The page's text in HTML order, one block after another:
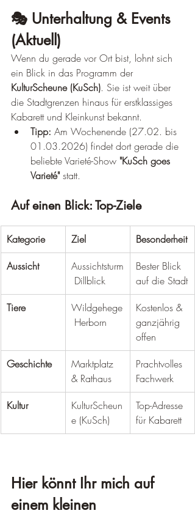
🎭 Unterhaltung & Events
(Aktuell)
Wenn du gerade vor Ort bist, lohnt sich
ein Blick in das Programm der
KulturScheune (KuSch). Sie ist weit über
die Stadtgrenzen hinaus für erstklassiges
Kabarett und Kleinkunst bekannt.
Tipp: Am Wochenende (27.02. bis
01.03.2026) findet dort gerade die
beliebte Varieté-Show "KuSch goes
Varieté" statt.
Auf einen Blick: Top-Ziele
Kategorie Ziel
Besonderheit
Aussicht
Aussichtsturm
Dillblick
Bester Blick
auf die Stadt
Tiere
Wildgehege
Herborn
Kostenlos &
ganzjährig
offen
Geschichte
Marktplatz
& Rathaus
Prachtvolles
Fachwerk
Kultur
KulturScheun
e (KuSch)
Top-Adresse
für Kabarett
Hier könnt Ihr mich auf
einem kleinen